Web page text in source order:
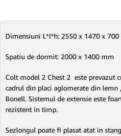
Dimensiuni L*l*h: 2550 x 1470 x
Spatiu de dormit: 2000 x 1400 mm
Colt model 2 Chest 2 este prevazut
cadrul din placi aglomerate din
Bonell. Sistemul de extensie este
rezistent in timp.
Sezlongul poate fi plasat atat in